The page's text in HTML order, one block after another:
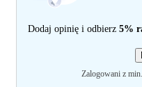
Dodaj opinię i odbierz 5%
Zalogowani z